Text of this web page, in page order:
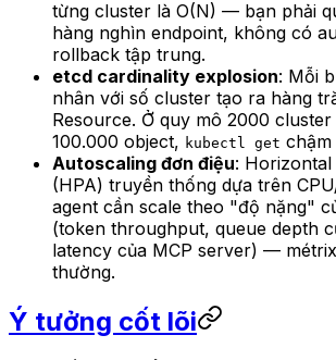
từng cluster là O(N) — bạn phải
hàng nghìn endpoint, không có
rollback tập trung.
etcd cardinality explosion: Mỗi
nhân với số cluster tạo ra hàng
Resource. Ở quy mô 2000
100.000 object, kubectl get chậm
Autoscaling đơn điệu:
(HPA) truyền thống dựa trên
agent cần scale theo "độ nặng"
(token throughput, queue depth
latency của MCP server) —
thường.
Ý tưởng cốt lõi